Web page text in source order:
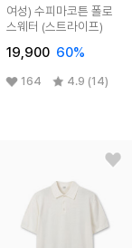
여성) 수피마코튼 폴로
스웨터 (스트라이프)
19,900 60%
164 4.9 (14)